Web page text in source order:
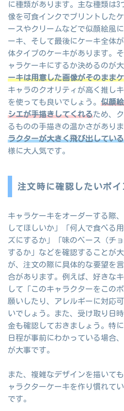
に種類があります。主な種類は3
像を可食インクでプリントした
ースやクリームなどで似顔絵風
ーキ、そして最後にケーキ全体
体タイプのケーキがあります。
ャラケーキにするか決めるのが大
ーキは用意した画像がそのまま
キャラのクオリティが高く推し
を使っても良いでしょう。 似顔
シエが手描きしてくれるため、
るものの手描きの温かさがありま
ラクターが大きく飛び出している
様に大人気です。
注文時に確認したいポイ
キャラケーキをオーダーする際
してほしいか」「何人で食べる
ズにするか」「味のベース（チ
するか」などを確認することが
が、注文の際に具体的な要望を
合があります。例えば、好きな
して「このキャラクターをこの
願いしたり、アレルギーに対応
いでしょう。また、受け取り日
金も確認しておきましょう。特
日程が事前にわかっている場合
が大事です。
また、複雑なデザインを描いて
ャラクターケーキを作り慣れて
です。